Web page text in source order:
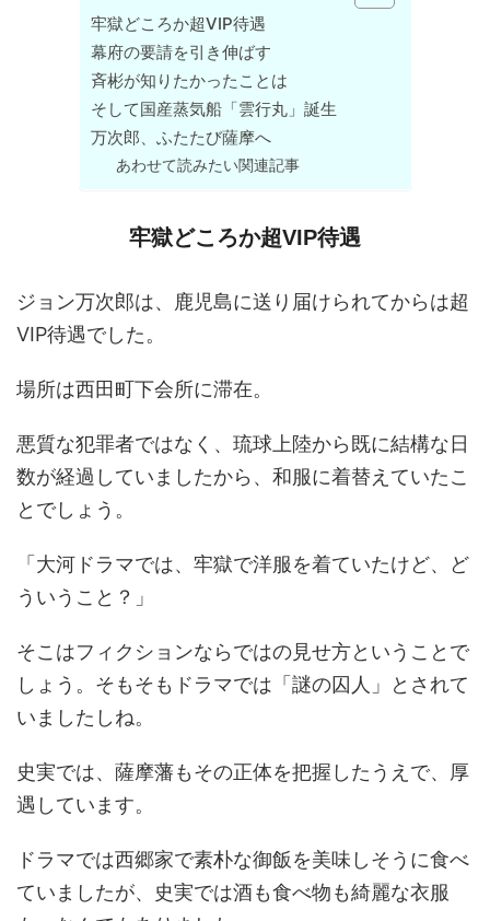
牢獄どころか超VIP待遇
幕府の要請を引き伸ばす
斉彬が知りたかったことは
そして国産蒸気船「雲行丸」誕生
万次郎、ふたたび薩摩へ
あわせて読みたい関連記事
牢獄どころか超VIP待遇
ジョン万次郎は、鹿児島に送り届けられてからは超
VIP待遇でした。
場所は西田町下会所に滞在。
悪質な犯罪者ではなく、琉球上陸から既に結構な日
数が経過していましたから、和服に着替えていたこ
とでしょう。
「大河ドラマでは、牢獄で洋服を着ていたけど、ど
ういうこと？」
そこはフィクションならではの見せ方ということで
しょう。そもそもドラマでは「謎の囚人」とされて
いましたしね。
史実では、薩摩藩もその正体を把握したうえで、厚
遇しています。
ドラマでは西郷家で素朴な御飯を美味しそうに食べ
ていましたが、史実では酒も食べ物も綺麗な衣服